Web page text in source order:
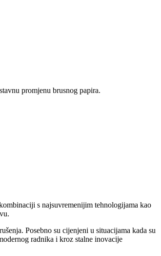
promjenu brusnog papira.
s najsuvremenijim tehnologijama kao
Posebno su cijenjeni u situacijama kada su
radnika i kroz stalne inovacije